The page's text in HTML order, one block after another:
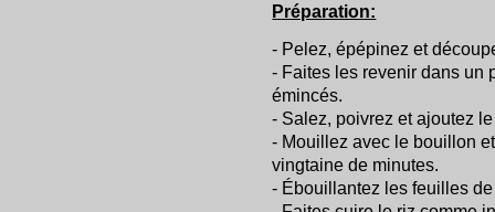
Préparation:
- Pelez, épépinez et
- Faites les revenir dans un
émincés.
- Salez, poivrez et ajoutez
- Mouillez avec le bouillon
vingtaine de minutes.
- Ébouillantez les feuilles